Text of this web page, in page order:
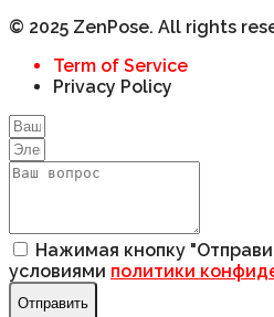
© 2025 ZenPose. All rights
Term of Service
Privacy Policy
Нажимая кнопку
условиями политики
Отправить